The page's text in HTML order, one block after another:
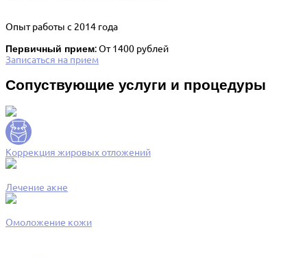
Опыт работы с 2014 года
Первичный прием: От 1400 рублей
Записаться на прием
Сопуствующие услуги и процедуры
Коррекция жировых отложений
Лечение акне
Омоложение кожи